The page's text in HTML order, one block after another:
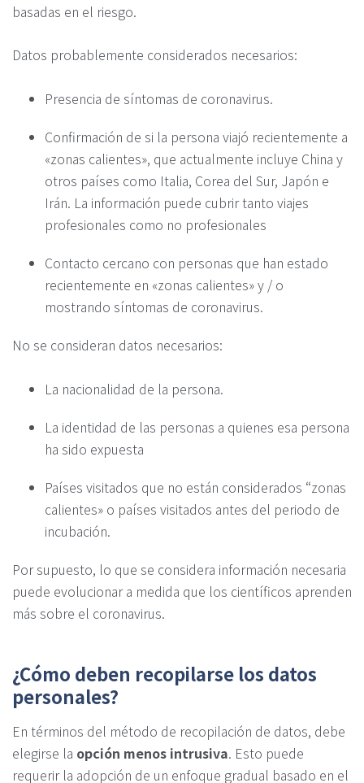
basadas en el riesgo.
Datos probablemente considerados necesarios:
Presencia de síntomas de coronavirus.
Confirmación de si la persona viajó recientemente a
«zonas calientes», que actualmente incluye China y
otros países como Italia, Corea del Sur, Japón e
Irán. La información puede cubrir tanto viajes
profesionales como no profesionales
Contacto cercano con personas que han estado
recientemente en «zonas calientes» y / o
mostrando síntomas de coronavirus.
No se consideran datos necesarios:
La nacionalidad de la persona.
La identidad de las personas a quienes esa persona
ha sido expuesta
Países visitados que no están considerados “zonas
calientes» o países visitados antes del periodo de
incubación.
Por supuesto, lo que se considera información necesaria
puede evolucionar a medida que los científicos aprenden
más sobre el coronavirus.
¿Cómo deben recopilarse los datos
personales?
En términos del método de recopilación de datos, debe
elegirse la opción menos intrusiva. Esto puede
requerir la adopción de un enfoque gradual basado en el